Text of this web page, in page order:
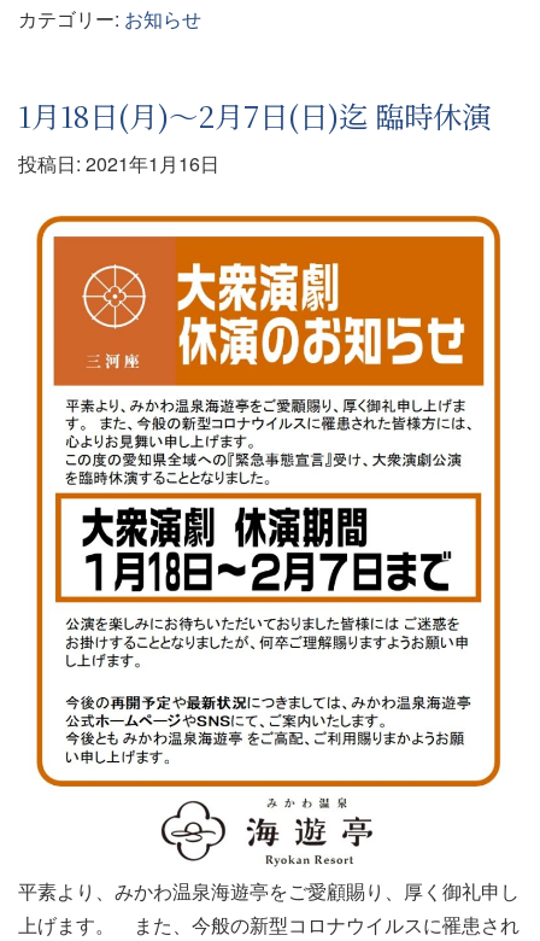
カテゴリー: お知らせ
1月18日(月)～2月7日(日)迄 臨時休演
投稿日: 2021年1月16日
平素より、みかわ温泉海遊亭をご愛顧賜り、厚く御礼申し
上げます。 また、今般の新型コロナウイルスに罹患され